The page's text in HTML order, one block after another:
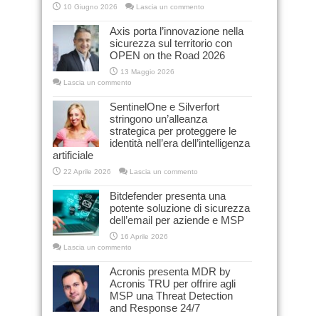
10 Giugno 2026 Lascia un commento
Axis porta l’innovazione nella
sicurezza sul territorio con
OPEN on the Road 2026
13 Maggio 2026
Lascia un commento
SentinelOne e Silverfort
stringono un’alleanza
strategica per proteggere le
identità nell’era dell’intelligenza
artificiale
22 Aprile 2026 Lascia un commento
Bitdefender presenta una
potente soluzione di sicurezza
dell’email per aziende e MSP
16 Aprile 2026
Lascia un commento
Acronis presenta MDR by
Acronis TRU per offrire agli
MSP una Threat Detection
and Response 24/7